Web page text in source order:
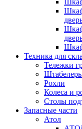
Техника для
Тележки
Рохли
Колеса и
Столы
Запасные части
Атол